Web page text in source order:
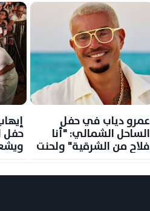
عمرو دياب في حفل
الساحل الشمالي: "أنا
فلاح من الشرقية" ولحنت
حفل